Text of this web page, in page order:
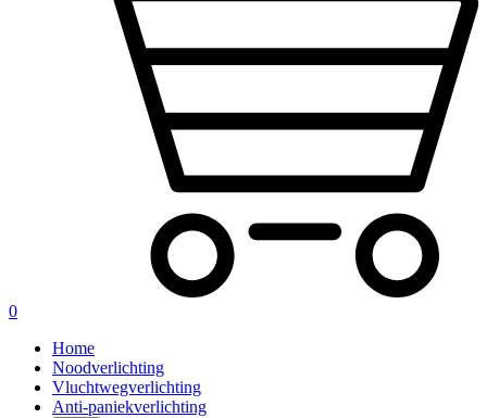
0
Home
Noodverlichting
Vluchtwegverlichting
Anti-paniekverlichting